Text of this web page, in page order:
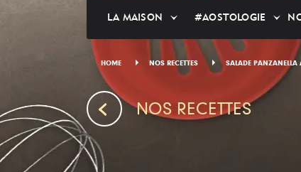
LA MAISON #AOSTOLOGIE
HOME NOS RECETTES SALADE
NOS RECETTES